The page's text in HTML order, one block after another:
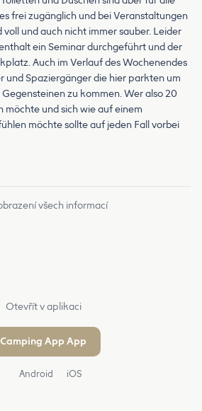
frei zugänglich und bei Veranstaltungen
und auch nicht immer sauber. Leider
ein Seminar durchgeführt und der
Auch im Verlauf des Wochenendes
und Spaziergänger die hier parkten um
zu kommen. Wer also 20
möchte und sich wie auf einem
möchte sollte auf jeden Fall vorbei
všech informací
Otevřít v aplikaci
Camping App App
Android iOS